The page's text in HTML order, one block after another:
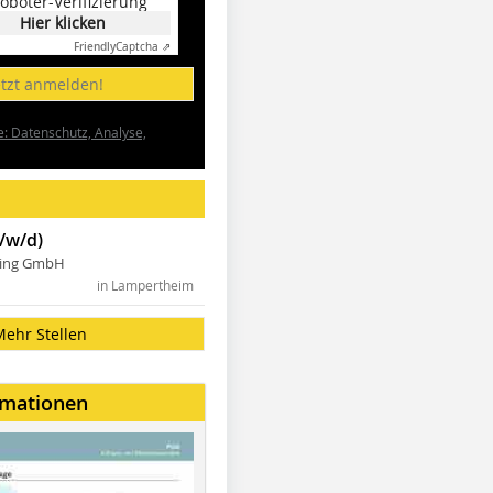
Hier klicken
FriendlyCaptcha ⇗
anmelden!
Datenschutz, Analyse,
w/d)
GmbH
in Lampertheim
Stellen